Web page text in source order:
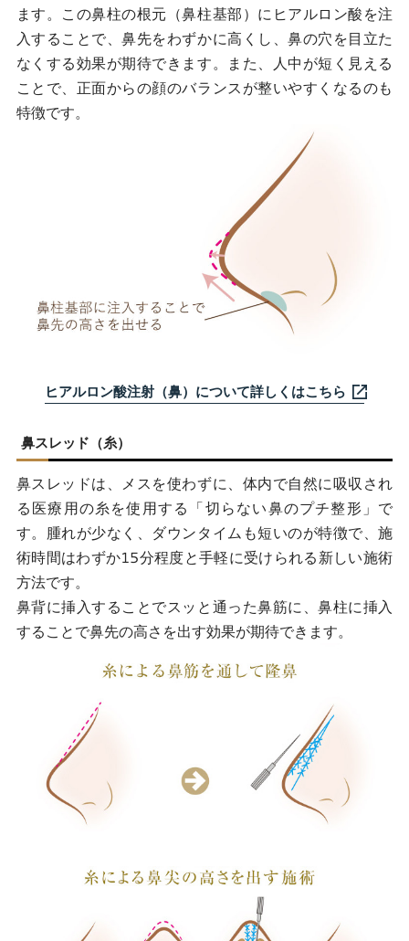
ます。この鼻柱の根元（鼻柱基部）にヒアルロン酸を注
入することで、鼻先をわずかに高くし、鼻の穴を目立た
なくする効果が期待できます。また、人中が短く見える
ことで、正面からの顔のバランスが整いやすくなるのも
特徴です。
ヒアルロン酸注射（鼻）について詳しくはこちら
鼻スレッド（糸）
鼻スレッドは、メスを使わずに、体内で自然に吸収され
る医療用の糸を使用する「切らない鼻のプチ整形」で
す。腫れが少なく、ダウンタイムも短いのが特徴で、施
術時間はわずか15分程度と手軽に受けられる新しい施術
方法です。
鼻背に挿入することでスッと通った鼻筋に、鼻柱に挿入
することで鼻先の高さを出す効果が期待できます。